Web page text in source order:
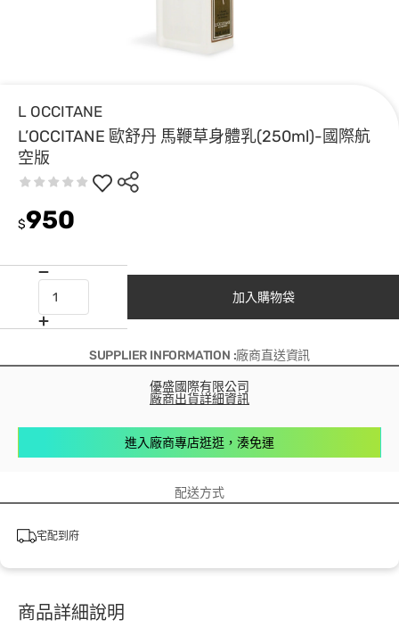
L OCCITANE
L’OCCITANE 歐舒丹 馬鞭草身體乳(250ml)-國際航
空版
$950
加入購物袋
SUPPLIER INFORMATION :廠商直送資訊
優盛國際有限公司
廠商出貨詳細資訊
進入廠商專店逛逛，湊免運
配送方式
宅配到府
商品詳細說明